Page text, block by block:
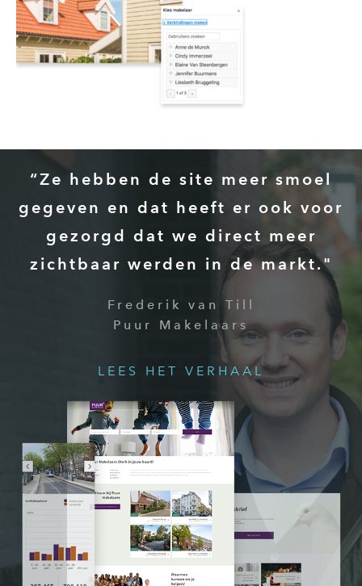
“Ze hebben de site meer smoel
gegeven en dat heeft er ook voor
gezorgd dat we direct meer
zichtbaar werden in de markt."
Frederik van Till
Puur Makelaars
LEES HET VERHAAL